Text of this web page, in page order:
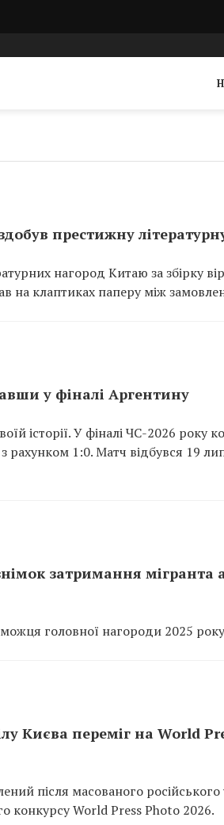
престижну
нагород Китаю за збірку
на клаптиках паперу між
у фіналі Аргентину
історії. У фіналі ЧС-2026 року
рахунком 1:0. Матч відбувся 19
затримання мігранта
головної нагороди 2025
Києва переміг на World
після масованого
конкурсу World Press Photo 2026.